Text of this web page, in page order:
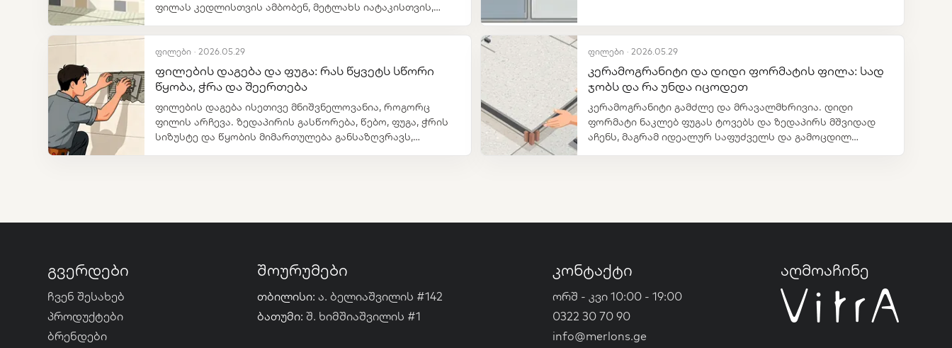
ფილას კედლისთვის ამბობენ, მეტლახს იატაკისთვის,
ფილები · 2026.05.29
ფილების დაგება და ფუგა: რას წყვეტს სწორი
წყობა, ჭრა და შეერთება
ფილების დაგება ისეთივე მნიშვნელოვანია, როგორც
ფილის არჩევა. ზედაპირის გასწორება, წებო, ფუგა, ჭრის
სიზუსტე და წყობის მიმართულება განსაზღვრავს,
ფილები · 2026.05.29
კერამოგრანიტი და დიდი ფორმატის ფილა: სად
ჯობს და რა უნდა იცოდეთ
კერამოგრანიტი გამძლე და მრავალმხრივია. დიდი
ფორმატი ნაკლებ ფუგას ტოვებს და ზედაპირს მშვიდად
აჩენს, მაგრამ იდეალურ საფუძველს და გამოცდილ
გვერდები
ჩვენ შესახებ
პროდუქტები
ბრენდები
შოურუმები
თბილისი: ა. ბელიაშვილის #142
ბათუმი: შ. ხიმშიაშვილის #1
კონტაქტი
ორშ - კვი 10:00 - 19:00
0322 30 70 90
info@merlons.ge
აღმოაჩინე